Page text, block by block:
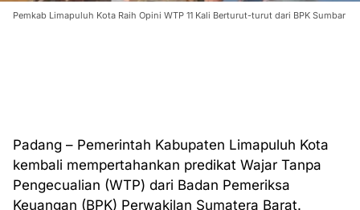
Pemkab Limapuluh Kota Raih Opini WTP 11 Kali Berturut-turut dari BPK Sumbar
Padang – Pemerintah Kabupaten Limapuluh Kota
kembali mempertahankan predikat Wajar Tanpa
Pengecualian (WTP) dari Badan Pemeriksa
Keuangan (BPK) Perwakilan Sumatera Barat.